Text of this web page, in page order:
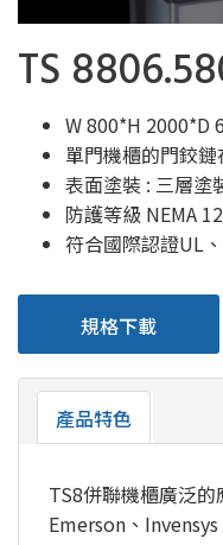
TS
W 800*H 2000*D
單門機櫃的門鉸
表面塗裝 : 三層塗
防護等級 NEMA
符合國際認證UL
規格下載
產品特色
TS8併聯機櫃廣泛的
Emerson、